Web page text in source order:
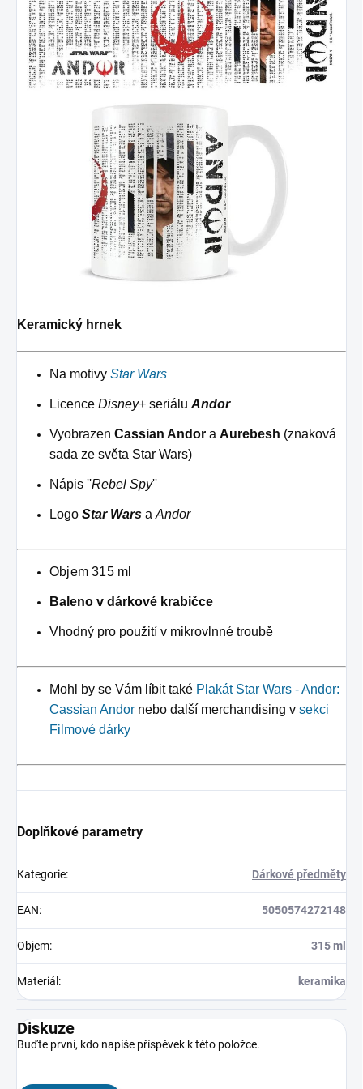
Keramický hrnek
Na motivy Star Wars
Licence Disney+ seriálu Andor
Vyobrazen Cassian Andor a Aurebesh (znaková
sada ze světa Star Wars)
Nápis ''Rebel Spy''
Logo Star Wars a Andor
Objem 315 ml
Baleno v dárkové krabičce
Vhodný pro použití v mikrovlnné troubě
Mohl by se Vám líbit také Plakát Star Wars - Andor:
Cassian Andor nebo další merchandising v sekci
Filmové dárky
Doplňkové parametry
Kategorie: Dárkové předměty
EAN: 5050574272148
Objem: 315 ml
Materiál : keramika
Diskuze
Buďte první, kdo napíše příspěvek k této položce.